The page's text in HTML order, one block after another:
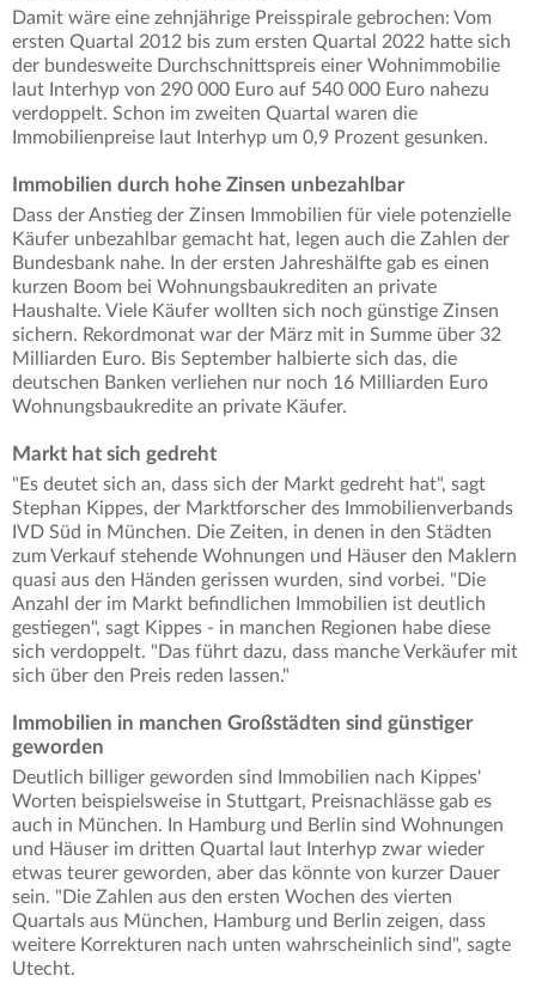
Damit wäre eine zehnjährige Preisspirale gebrochen: Vom
ersten Quartal 2012 bis zum ersten Quartal 2022 hatte sich
der bundesweite Durchschnittspreis einer Wohnimmobilie
laut Interhyp von 290 000 Euro auf 540 000 Euro nahezu
verdoppelt. Schon im zweiten Quartal waren die
Immobilienpreise laut Interhyp um 0,9 Prozent gesunken.
Immobilien durch hohe Zinsen unbezahlbar
Dass der Anstieg der Zinsen Immobilien für viele potenzielle
Käufer unbezahlbar gemacht hat, legen auch die Zahlen der
Bundesbank nahe. In der ersten Jahreshälfte gab es einen
kurzen Boom bei Wohnungsbaukrediten an private
Haushalte. Viele Käufer wollten sich noch günstige Zinsen
sichern. Rekordmonat war der März mit in Summe über 32
Milliarden Euro. Bis September halbierte sich das, die
deutschen Banken verliehen nur noch 16 Milliarden Euro
Wohnungsbaukredite an private Käufer.
Markt hat sich gedreht
"Es deutet sich an, dass sich der Markt gedreht hat", sagt
Stephan Kippes, der Marktforscher des Immobilienverbands
IVD Süd in München. Die Zeiten, in denen in den Städten
zum Verkauf stehende Wohnungen und Häuser den Maklern
quasi aus den Händen gerissen wurden, sind vorbei. "Die
Anzahl der im Markt befindlichen Immobilien ist deutlich
gestiegen", sagt Kippes - in manchen Regionen habe diese
sich verdoppelt. "Das führt dazu, dass manche Verkäufer mit
sich über den Preis reden lassen."
Immobilien in manchen Großstädten sind günstiger
geworden
Deutlich billiger geworden sind Immobilien nach Kippes'
Worten beispielsweise in Stuttgart, Preisnachlässe gab es
auch in München. In Hamburg und Berlin sind Wohnungen
und Häuser im dritten Quartal laut Interhyp zwar wieder
etwas teurer geworden, aber das könnte von kurzer Dauer
sein. "Die Zahlen aus den ersten Wochen des vierten
Quartals aus München, Hamburg und Berlin zeigen, dass
weitere Korrekturen nach unten wahrscheinlich sind", sagte
Utecht.